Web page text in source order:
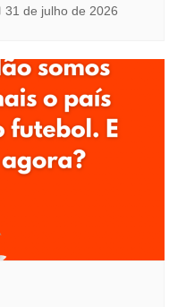
31 de julho de 2026